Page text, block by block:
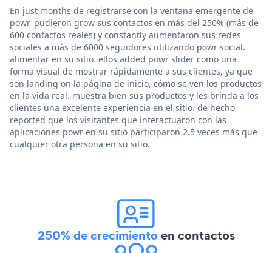
En just months de registrarse con la ventana emergente de
powr, pudieron grow sus contactos en más del 250% (más de
600 contactos reales) y constantly aumentaron sus redes
sociales a más de 6000 seguidores utilizando powr social.
alimentar en su sitio. ellos added powr slider como una
forma visual de mostrar rápidamente a sus clientes, ya que
son landing on la página de inicio, cómo se ven los productos
en la vida real. muestra bien sus productos y les brinda a los
clientes una excelente experiencia en el sitio. de hecho,
reported que los visitantes que interactuaron con las
aplicaciones powr en su sitio participaron 2.5 veces más que
cualquier otra persona en su sitio.
250% de crecimientoen contactos